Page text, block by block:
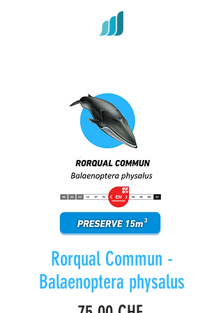
Rorqual Commun -
Balaenoptera physalus